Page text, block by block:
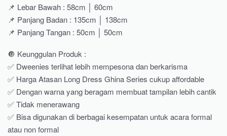
📌 Lebar Bawah : 58cm │ 60cm
📌 Panjang Badan : 135cm │ 138cm
📌 Panjang Tangan : 50cm │ 50cm
🔘 Keunggulan Produk :
✅ Dweenies terlihat lebih mempesona dan berkarisma
✅ Harga Atasan Long Dress Ghina Series cukup affordable
✅ Dengan warna yang beragam membuat tampilan lebih cantik
✅ Tidak menerawang
✅ Bisa digunakan di berbagai kesempatan untuk acara formal
atau non formal